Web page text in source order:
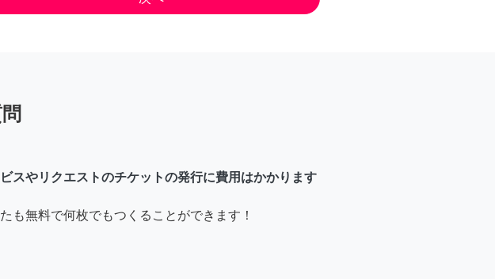
スやリクエストのチケットの発行に費用はかかります
も無料で何枚でもつくることができます！